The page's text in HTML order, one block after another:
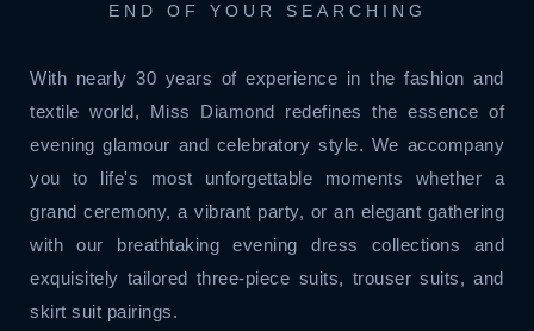
END OF YOUR SEARCHING
With nearly 30 years of experience in the fashion and
textile world, Miss Diamond redefines the essence of
evening glamour and celebratory style. We accompany
you to life's most unforgettable moments whether a
grand ceremony, a vibrant party, or an elegant gathering
with our breathtaking evening dress collections and
exquisitely tailored three-piece suits, trouser suits, and
skirt suit pairings.